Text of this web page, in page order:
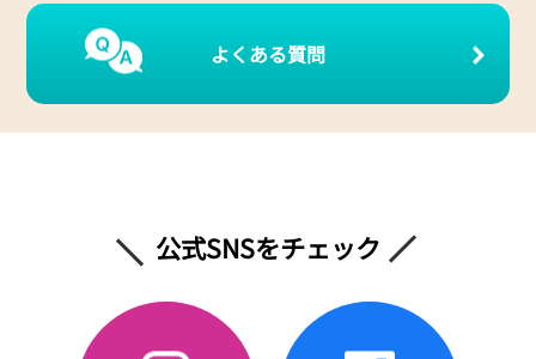
よくある質問
公式SNSをチェック